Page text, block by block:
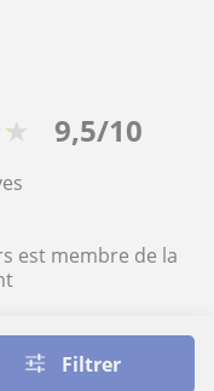
Filtrer
9,5/10
est membre de la